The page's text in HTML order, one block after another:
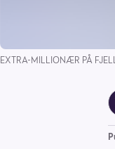
EXTRA-MILLIONÆR PÅ